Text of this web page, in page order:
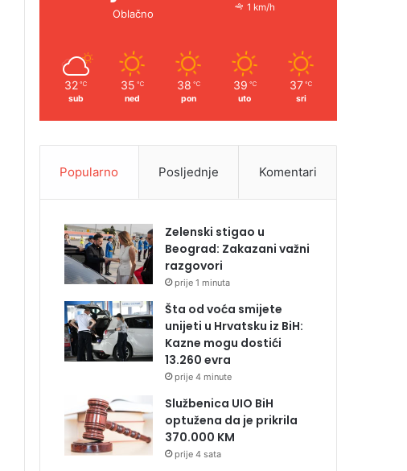
Oblačno
1 km/h
32 ℃
sub
35 ℃
ned
38 ℃
pon
39 ℃
uto
37 ℃
sri
Popularno Posljednje Komentari
Zelenski stigao u
Beograd: Zakazani važni
razgovori
prije 1 minuta
Šta od voća smijete
unijeti u Hrvatsku iz BiH:
Kazne mogu dostići
13.260 evra
prije 4 minute
Službenica UIO BiH
optužena da je prikrila
370.000 KM
prije 4 sata